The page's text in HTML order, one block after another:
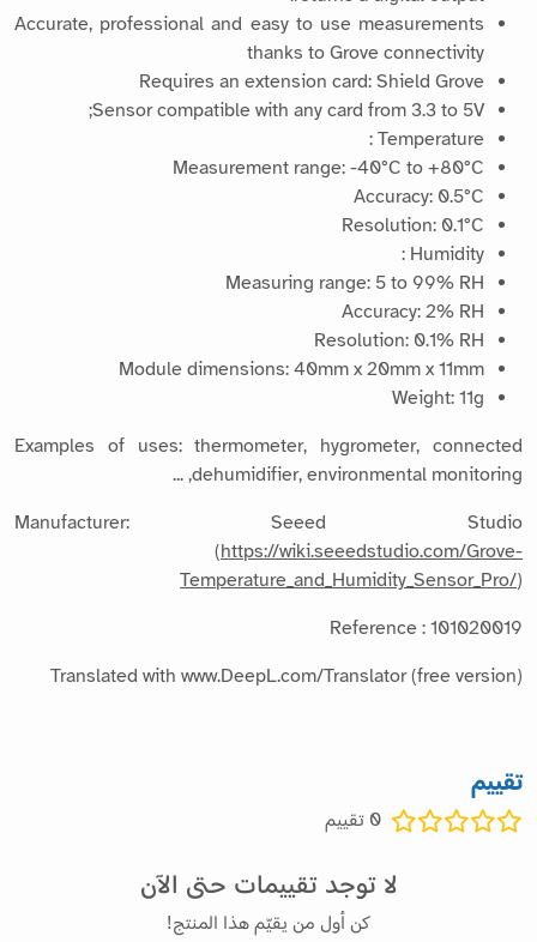
Accurate, professional and easy to use measurements
thanks to Grove connectivity
Requires an extension card: Shield Grove
Sensor compatible with any card from 3.3 to 5V;
Temperature :
Measurement range: -40°C to +80°C
Accuracy: 0.5°C
Resolution: 0.1°C
Humidity :
Measuring range: 5 to 99% RH
Accuracy: 2% RH
Resolution: 0.1% RH
Module dimensions: 40mm x 20mm x 11mm
Weight: 11g
Examples of uses: thermometer, hygrometer, connected
dehumidifier, environmental monitoring, ...
Manufacturer: Seeed Studio
(https://wiki.seeedstudio.com/Grove-
Temperature_and_Humidity_Sensor_Pro/)
Reference : 101020019
Translated with www.DeepL.com/Translator (free version)
تقييم
0 تقييم
لا توجد تقييمات حتى الآن
كن أول من يقيّم هذا المنتج!